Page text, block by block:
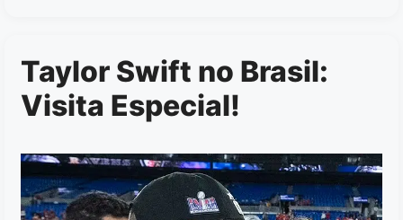
Taylor Swift no Brasil:
Visita Especial!